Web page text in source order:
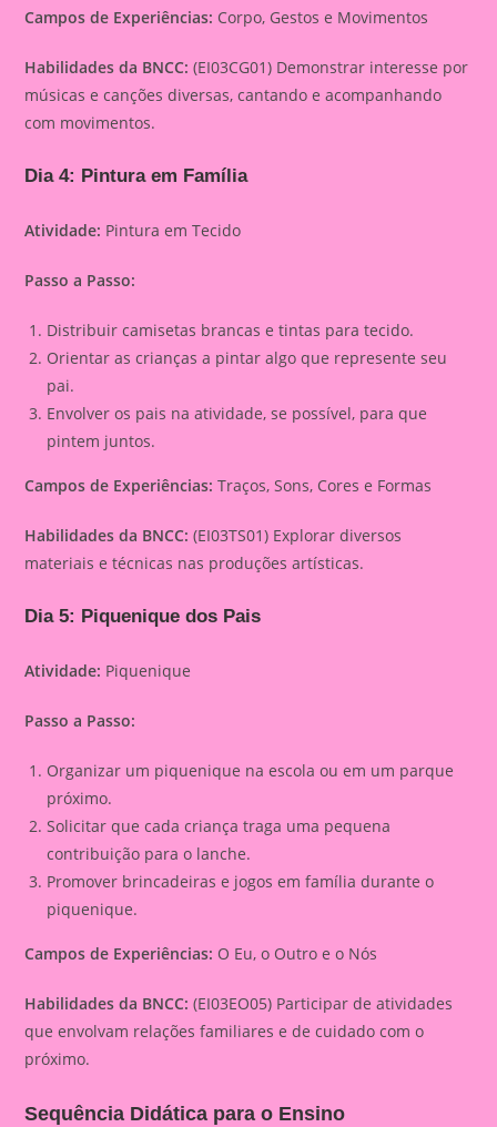
Campos de Experiências: Corpo, Gestos e Movimentos
Habilidades da BNCC: (EI03CG01) Demonstrar interesse por
músicas e canções diversas, cantando e acompanhando
com movimentos.
Dia 4: Pintura em Família
Atividade: Pintura em Tecido
Passo a Passo:
Distribuir camisetas brancas e tintas para tecido.
Orientar as crianças a pintar algo que represente seu
pai.
Envolver os pais na atividade, se possível, para que
pintem juntos.
Campos de Experiências: Traços, Sons, Cores e Formas
Habilidades da BNCC: (EI03TS01) Explorar diversos
materiais e técnicas nas produções artísticas.
Dia 5: Piquenique dos Pais
Atividade: Piquenique
Passo a Passo:
Organizar um piquenique na escola ou em um parque
próximo.
Solicitar que cada criança traga uma pequena
contribuição para o lanche.
Promover brincadeiras e jogos em família durante o
piquenique.
Campos de Experiências: O Eu, o Outro e o Nós
Habilidades da BNCC: (EI03EO05) Participar de atividades
que envolvam relações familiares e de cuidado com o
próximo.
Sequência Didática para o Ensino